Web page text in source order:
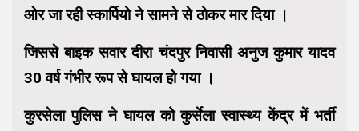
ओर जा रही स्कार्पियो ने सामने से ठोकर मार दिया ।
जिससे बाइक सवार दीरा चंदपुर निवासी अनुज कुमार यादव
30 वर्ष गंभीर रूप से घायल हो गया ।
कुरसेला पुलिस ने घायल को कुर्सेला स्वास्थ्य केंद्र में भर्ती